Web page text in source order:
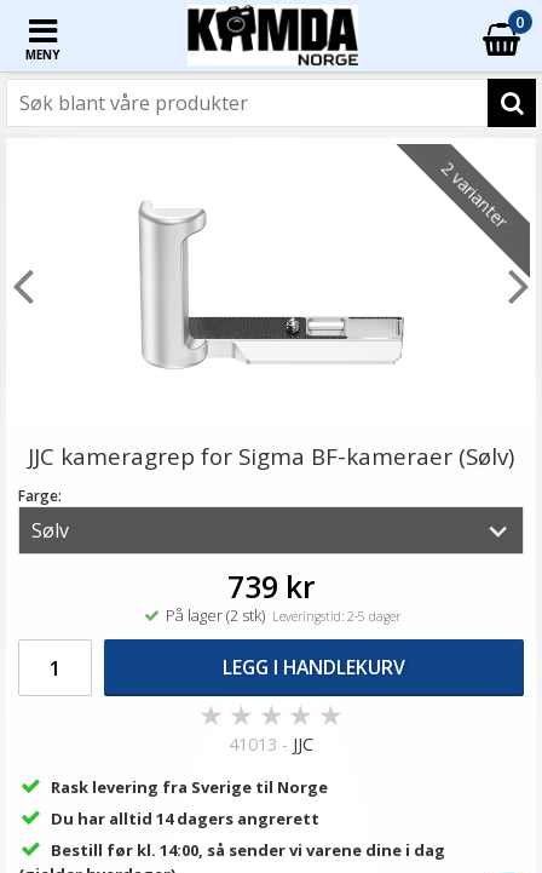
MENY
0
2 varianter
JJC kameragrep for Sigma BF-kameraer (Sølv)
Farge:
739 kr
På lager (2 stk)Leveringstid: 2-5 dager
LEGG I HANDLEKURV
★ ★ ★ ★ ★
41013 - JJC
Rask levering fra Sverige til Norge
Du har alltid 14 dagers angrerett
Bestill før kl. 14:00, så sender vi varene dine i dag